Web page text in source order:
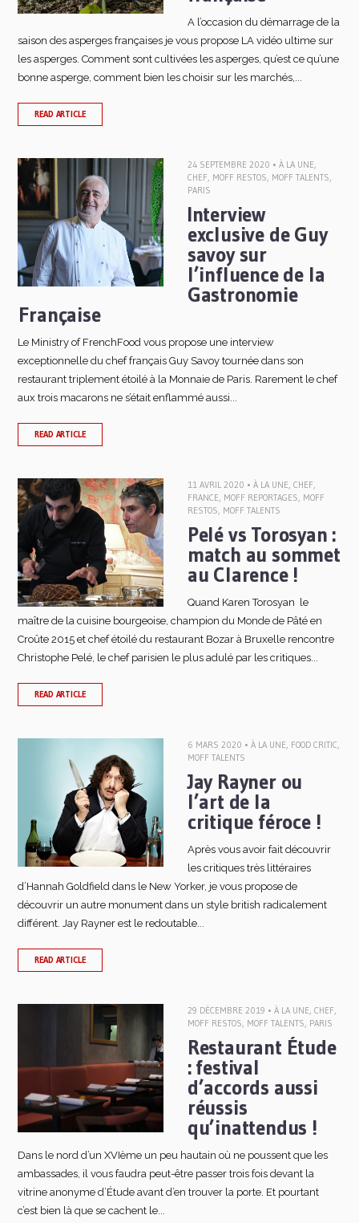
A l’occasion du démarrage de la
saison des asperges françaises je vous propose LA vidéo ultime sur
les asperges. Comment sont cultivées les asperges, qu’est ce qu’une
bonne asperge, comment bien les choisir sur les marchés,...
READ ARTICLE
24 SEPTEMBRE 2020 • À LA UNE,
CHEF, MOFF RESTOS, MOFF TALENTS,
PARIS
Interview
exclusive de Guy
savoy sur
l’influence de la
Gastronomie
Française
Le Ministry of FrenchFood vous propose une interview
exceptionnelle du chef français Guy Savoy tournée dans son
restaurant triplement étoilé à la Monnaie de Paris. Rarement le chef
aux trois macarons ne s’était enflammé aussi...
READ ARTICLE
11 AVRIL 2020 • À LA UNE, CHEF,
FRANCE, MOFF REPORTAGES, MOFF
RESTOS, MOFF TALENTS
Pelé vs Torosyan :
match au sommet
au Clarence !
Quand Karen Torosyan le
maître de la cuisine bourgeoise, champion du Monde de Pâté en
Croûte 2015 et chef étoilé du restaurant Bozar à Bruxelle rencontre
Christophe Pelé, le chef parisien le plus adulé par les critiques...
READ ARTICLE
6 MARS 2020 • À LA UNE, FOOD CRITIC,
MOFF TALENTS
Jay Rayner ou
l’art de la
critique féroce !
Après vous avoir fait découvrir
les critiques très littéraires
d’Hannah Goldfield dans le New Yorker, je vous propose de
découvrir un autre monument dans un style british radicalement
différent. Jay Rayner est le redoutable...
READ ARTICLE
29 DÉCEMBRE 2019 • À LA UNE, CHEF,
MOFF RESTOS, MOFF TALENTS, PARIS
Restaurant Étude
: festival
d’accords aussi
réussis
qu’inattendus !
Dans le nord d’un XVIème un peu hautain où ne poussent que les
ambassades, il vous faudra peut-être passer trois fois devant la
vitrine anonyme d’Étude avant d’en trouver la porte. Et pourtant
c’est bien là que se cachent le...